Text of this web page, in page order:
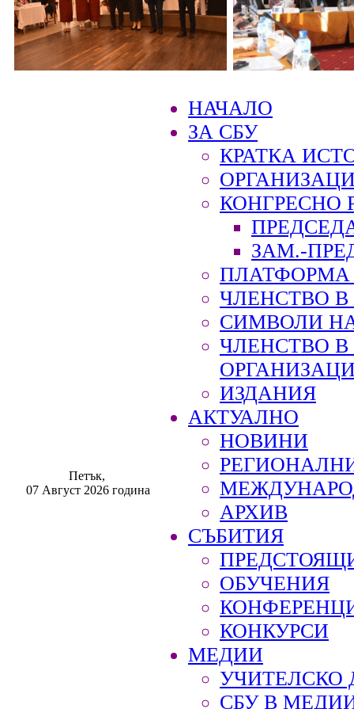
Петък,
07 Август 2026 година
НАЧАЛО
ЗА СБУ
КРАТКА
КОНГРЕСНО
ЗАМ.-
ПЛАТФОРМА
ЧЛЕНСТВО В
СИМВОЛИ
ЧЛЕНСТВО
ИЗДАНИЯ
АКТУАЛНО
НОВИНИ
АРХИВ
СЪБИТИЯ
ОБУЧЕНИЯ
КОНКУРСИ
МЕДИИ
УЧИТЕЛСКО
СБУ В